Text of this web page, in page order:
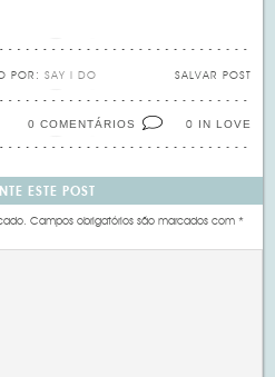
SALVAR POST
POR: SAY I DO
0 IN LOVE
0 COMENTÁRIOS
ESTE POST
Campos obrigatórios são marcados com*